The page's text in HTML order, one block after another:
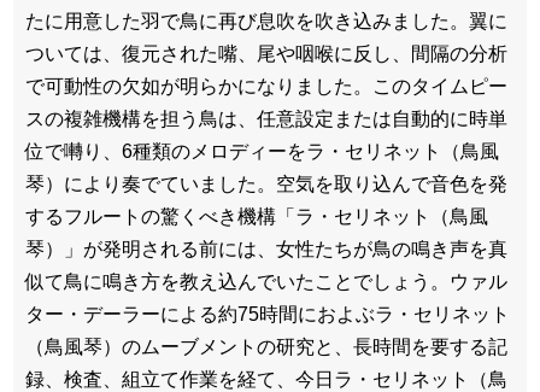
たに用意した羽で鳥に再び息吹を吹き込みました。翼に
ついては、復元された嘴、尾や咽喉に反し、間隔の分析
で可動性の欠如が明らかになりました。このタイムピー
スの複雑機構を担う鳥は、任意設定または自動的に時単
位で囀り、6種類のメロディーをラ・セリネット（鳥風
琴）により奏でていました。空気を取り込んで音色を発
するフルートの驚くべき機構「ラ・セリネット（鳥風
琴）」が発明される前には、女性たちが鳥の鳴き声を真
似て鳥に鳴き方を教え込んでいたことでしょう。ウァル
ター・デーラーによる約75時間におよぶラ・セリネット
（鳥風琴）のムーブメントの研究と、長時間を要する記
録、検査、組立て作業を経て、今日ラ・セリネット（鳥